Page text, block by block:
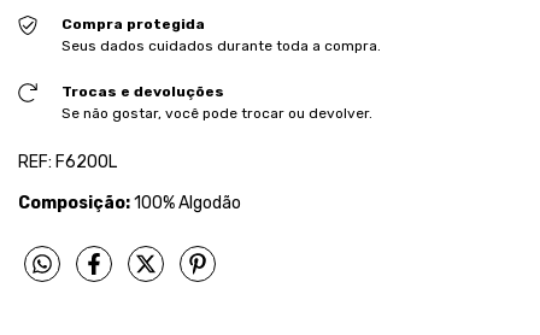
Compra protegida
Seus dados cuidados durante toda a compra.
Trocas e devoluções
Se não gostar, você pode trocar ou devolver.
REF: F6200L
Composição:100% Algodão